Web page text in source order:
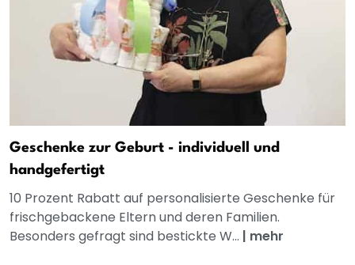
Geschenke zur Geburt - individuell und
handgefertigt
10 Prozent Rabatt auf personalisierte Geschenke für
frischgebackene Eltern und deren Familien.
Besonders gefragt sind bestickte W... | mehr